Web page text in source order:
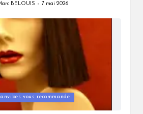
BELOUIS 7 mai 2026
vous recommande